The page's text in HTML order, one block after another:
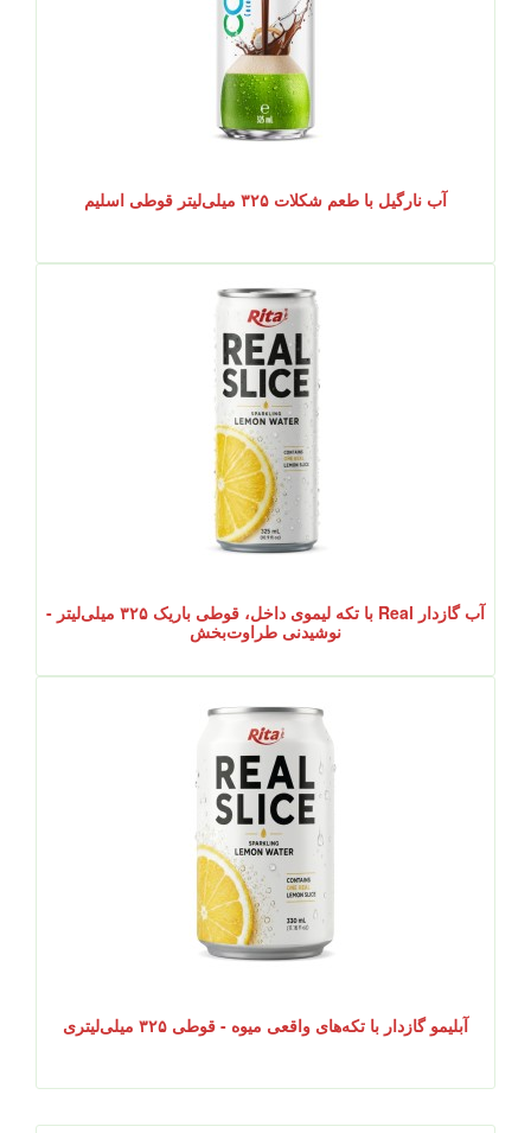
آب نارگیل با طعم شکلات ۳۲۵ میلی‌لیتر قوطی اسلیم
آب گازدار Real با تکه لیموی داخل، قوطی باریک ۳۲۵ میلی‌لیتر -
نوشیدنی طراوت‌بخش
آبلیمو گازدار با تکه‌های واقعی میوه - قوطی ۳۲۵ میلی‌لیتری